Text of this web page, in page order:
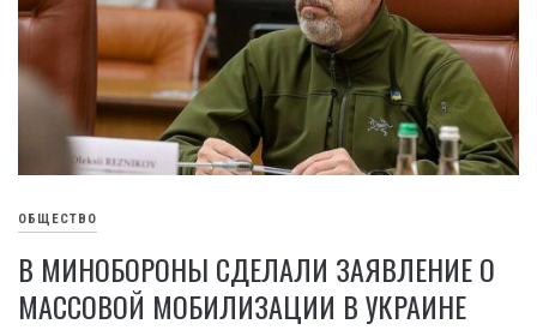
ОБЩЕСТВО
В МИНОБОРОНЫ СДЕЛАЛИ ЗАЯВЛЕНИЕ О
МАССОВОЙ МОБИЛИЗАЦИИ В УКРАИНЕ